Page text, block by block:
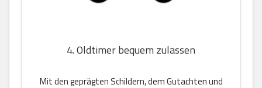
4. Oldtimer bequem zulassen
Mit den geprägten Schildern, dem Gutachten und